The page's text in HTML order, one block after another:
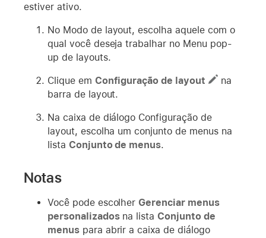
estiver ativo.
No Modo de layout, escolha aquele com o
qual você deseja trabalhar no Menu pop-
up de layouts.
Clique em Configuração de layout
na
barra de layout.
Na caixa de diálogo Configuração de
layout, escolha um conjunto de menus na
lista Conjunto de menus.
Notas
Você pode escolher Gerenciar menus
personalizadosna lista Conjunto de
menuspara abrir a caixa de diálogo